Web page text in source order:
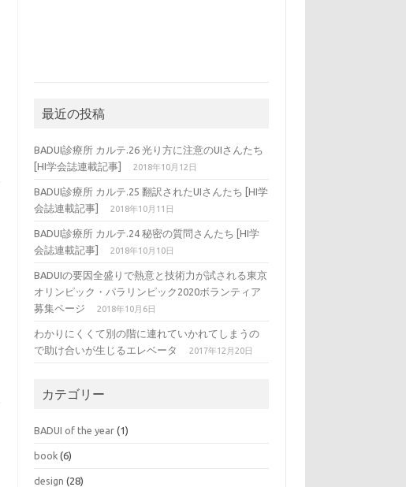
最近の投稿
BADUI診療所 カルテ.26 光り方に注意のUIさんたち
[HI学会誌連載記事]
2018年10月12日
BADUI診療所 カルテ.25 翻訳されたUIさんたち [HI学
会誌連載記事]
2018年10月11日
BADUI診療所 カルテ.24 秘密の質問さんたち [HI学
会誌連載記事]
2018年10月10日
BADUIの要因全盛りで熱意と技術力が試される東京
オリンピック・パラリンピック2020ボランティア
募集ページ
2018年10月6日
わかりにくくて別の階に連れていかれてしまうの
で助け合いが生じるエレベータ
2017年12月20日
カテゴリー
BADUI of the year (1)
book (6)
design (28)